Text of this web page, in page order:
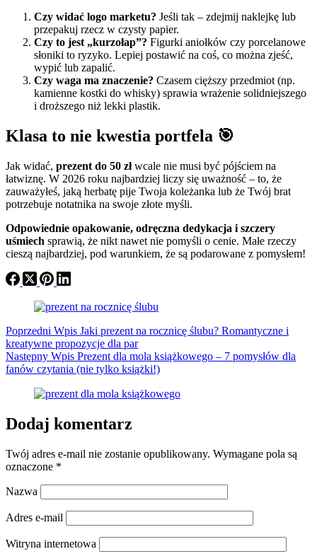
Czy widać logo marketu? Jeśli tak – zdejmij naklejkę lub
przepakuj rzecz w czysty papier.
Czy to jest „kurzołap”? Figurki aniołków czy porcelanowe
słoniki to ryzyko. Lepiej postawić na coś, co można zjeść,
wypić lub zapalić.
Czy waga ma znaczenie? Czasem cięższy przedmiot (np.
kamienne kostki do whisky) sprawia wrażenie solidniejszego
i droższego niż lekki plastik.
Klasa to nie kwestia portfela 🎯
Jak widać, prezent do 50 złwcale nie musi być pójściem na
łatwiznę. W 2026 roku najbardziej liczy się uważność – to, że
zauważyłeś, jaką herbatę pije Twoja koleżanka lub że Twój brat
potrzebuje notatnika na swoje złote myśli.
Odpowiednie opakowanie, odręczna dedykacja i szczery
uśmiech sprawią, że nikt nawet nie pomyśli o cenie. Małe rzeczy
cieszą najbardziej, pod warunkiem, że są podarowane z pomysłem!
Poprzedni Wpis Jaki prezent na rocznicę ślubu? Romantyczne i
kreatywne propozycje dla par
Następny Wpis Prezent dla mola książkowego – 7 pomysłów dla
fanów czytania (nie tylko książki!)
Dodaj komentarz
Twój adres e-mail nie zostanie opublikowany. Wymagane pola są
oznaczone *
Nazwa
Adres e-mail
Witryna internetowa